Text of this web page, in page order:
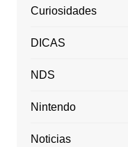
Curiosidades
DICAS
NDS
Nintendo
Noticias